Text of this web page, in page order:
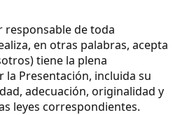
responsable de toda
en otras palabras, acepta
tiene la plena
la Presentación, incluida su
adecuación, originalidad y
leyes correspondientes.